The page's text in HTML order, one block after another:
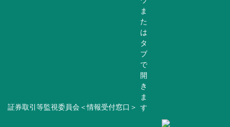
証券取引等監視委員会＜情報受付窓口＞